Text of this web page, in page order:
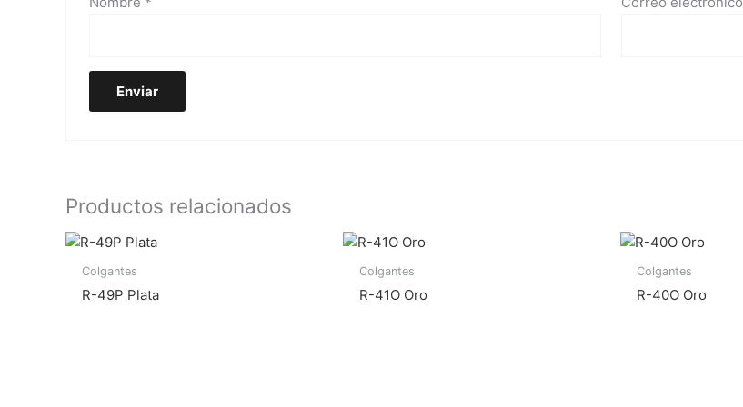
Productos relacionados
Colgantes
R-49P Plata
Colgantes
R-41O Oro
Colgantes
R-40O Oro